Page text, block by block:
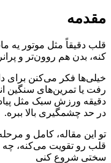
مقدمه
قلب دقیقاً مثل موتور یه
کنه، بدن هم روون‌تر و
خیلی‌ها فکر می‌کنن برای
دقیقه ورزش سبک مثل
در حد چشمگیری بالا ببره.
تو این مقاله، کامل و
قلب رو تقویت می‌کنه،
سختی شروع کنی